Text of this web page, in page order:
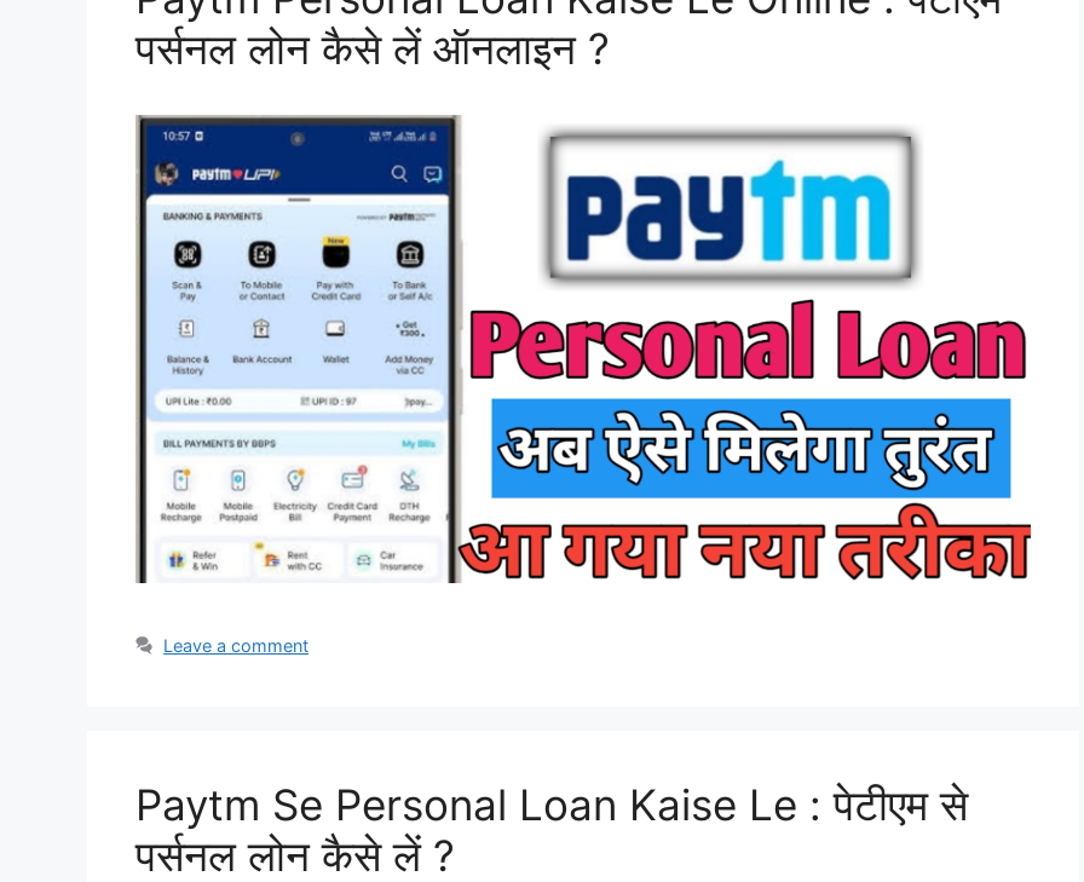
पर्सनल लोन कैसे लें ऑनलाइन ?
Leave a comment
Paytm Se Personal Loan Kaise Le : पेटीएम से
पर्सनल लोन कैसे लें ?